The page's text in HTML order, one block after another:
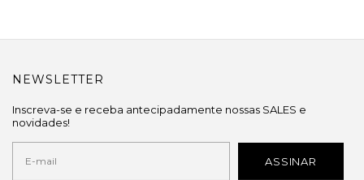
NEWSLETTER
Inscreva-se e receba antecipadamente nossas SALES e
novidades!